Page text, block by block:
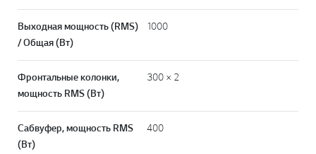
Выходная мощность (RMS)
/ Общая (Вт)
1000
Фронтальные колонки,
мощность RMS (Вт)
300 × 2
Сабвуфер, мощность RMS
(Вт)
400